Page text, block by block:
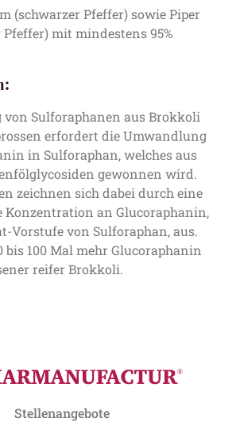
(schwarzer Pfeffer) sowie Piper
mit mindestens 95%
von Sulforaphanen aus Brokkoli
erfordert die Umwandlung
in Sulforaphan, welches aus
gewonnen wird.
zeichnen sich dabei durch eine
Konzentration an Glucoraphanin,
Vorstufe von Sulforaphan, aus.
bis 100 Mal mehr Glucoraphanin
reifer Brokkoli.
Stellenangebote